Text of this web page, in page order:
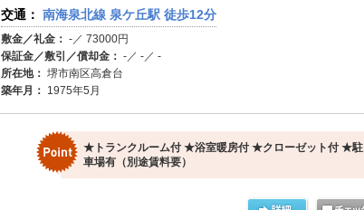
交通： 南海泉北線 泉ケ丘駅 徒歩12分
敷金／礼金： -／ 73000円
保証金／敷引／償却金： -／ -／ -
所在地： 堺市南区高倉台
築年月： 1975年5月
★トランクルーム付 ★浴室暖房付 ★クローゼット付 ★駐
車場有（別途賃料要）